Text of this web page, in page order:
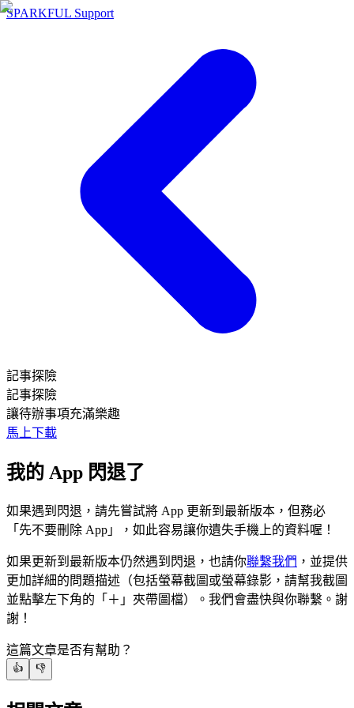
SPARKFUL Support
記事探險
記事探險
讓待辦事項充滿樂趣
馬上下載
我的 App 閃退了
如果遇到閃退，請先嘗試將 App 更新到最新版本，但務必
「先不要刪除 App」，如此容易讓你遺失手機上的資料喔！
如果更新到最新版本仍然遇到閃退，也請你聯繫我們 ，並提供
更加詳細的問題描述（包括螢幕截圖或螢幕錄影，請幫我截圖
並點擊左下角的「＋」夾帶圖檔）。我們會盡快與你聯繫。謝
謝！
這篇文章是否有幫助？
👍 👎